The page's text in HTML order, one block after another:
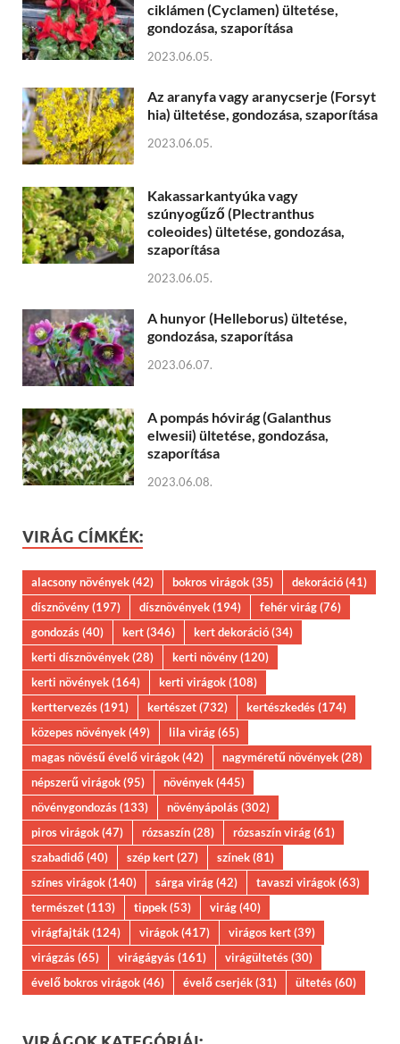
ciklámen (Cyclamen) ültetése,
gondozása, szaporítása
2023.06.05.
Az aranyfa vagy aranycserje (Forsyt
hia) ültetése, gondozása, szaporítása
2023.06.05.
Kakassarkantyúka vagy
szúnyogűző (Plectranthus
coleoides) ültetése, gondozása,
szaporítása
2023.06.05.
A hunyor (Helleborus) ültetése,
gondozása, szaporítása
2023.06.07.
A pompás hóvirág (Galanthus
elwesii) ültetése, gondozása,
szaporítása
2023.06.08.
VIRÁG CÍMKÉK:
alacsony növények(42) bokros virágok(35) dekoráció(41)
dísznövény(197) dísznövények(194) fehér virág(76)
gondozás(40) kert(346) kert dekoráció(34)
kerti dísznövények(28) kerti növény(120)
kerti növények(164) kerti virágok(108)
kerttervezés(191) kertészet(732) kertészkedés(174)
közepes növények(49) lila virág(65)
magas növésű évelő virágok(42) nagyméretű növények(28)
népszerű virágok(95) növények(445)
növénygondozás(133) növényápolás(302)
piros virágok(47) rózsaszín(28) rózsaszín virág(61)
szabadidő(40) szép kert(27) színek(81)
színes virágok(140) sárga virág(42) tavaszi virágok(63)
természet(113) tippek(53) virág(40)
virágfajták(124) virágok(417) virágos kert(39)
virágzás(65) virágágyás(161) virágültetés(30)
évelő bokros virágok(46) évelő cserjék(31) ültetés(60)